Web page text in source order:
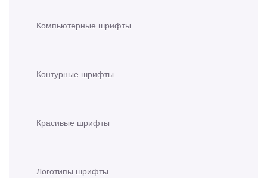
Компьютерные шрифты
Контурные шрифты
Красивые шрифты
Логотипы шрифты